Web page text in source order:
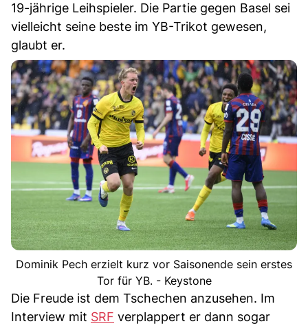
19-jährige Leihspieler. Die Partie gegen Basel sei
vielleicht seine beste im YB-Trikot gewesen,
glaubt er.
Dominik Pech erzielt kurz vor Saisonende sein erstes
Tor für YB. - Keystone
Die Freude ist dem Tschechen anzusehen. Im
Interview mit SRF verplappert er dann sogar